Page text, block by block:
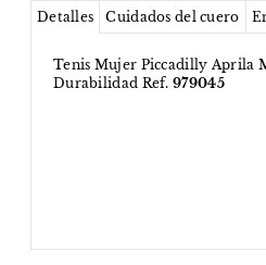
Detalles Cuidados del cuero
Tenis Mujer Piccadilly Aprila
Durabilidad Ref.979045